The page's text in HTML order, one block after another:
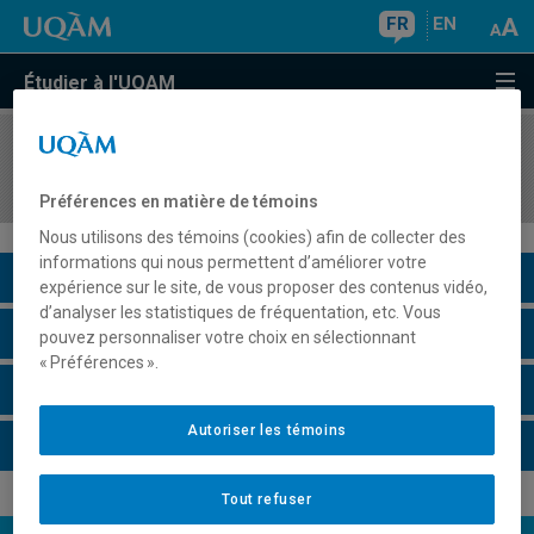
FR EN
Étudier à l'UQAM
COURS//
Description du cours
Horaire - Été 2026
Préférences en matière de témoins
Nous utilisons des témoins (cookies) afin de collecter des
informations qui nous permettent d’améliorer votre
expérience sur le site, de vous proposer des contenus vidéo,
d’analyser les statistiques de fréquentation, etc. Vous
pouvez personnaliser votre choix en sélectionnant
« Préférences ».
Tout refuser
Autoriser les témoins